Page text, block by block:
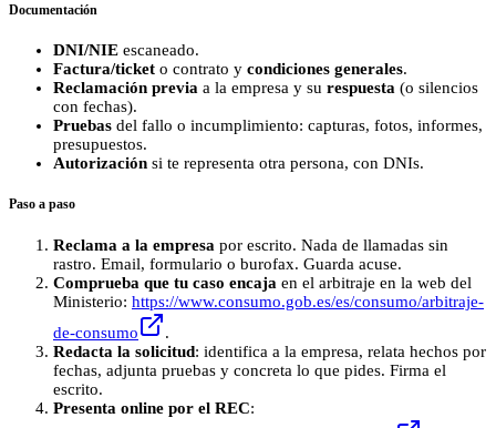
Documentación
DNI/NIE escaneado.
Factura/ticket o contrato y condiciones generales.
Reclamación previa a la empresa y su respuesta (o silencios
con fechas).
Pruebas del fallo o incumplimiento: capturas, fotos, informes,
presupuestos.
Autorización si te representa otra persona, con DNIs.
Paso a paso
Reclama a la empresa por escrito. Nada de llamadas sin
rastro. Email, formulario o burofax. Guarda acuse.
Comprueba que tu caso encaja en el arbitraje en la web del
Ministerio: https://www.consumo.gob.es/es/consumo/arbitraje-
de-consumo
.
Redacta la solicitud: identifica a la empresa, relata hechos por
fechas, adjunta pruebas y concreta lo que pides. Firma el
escrito.
Presenta online por el REC: